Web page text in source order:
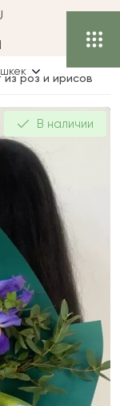
из роз и ирисов
В наличии